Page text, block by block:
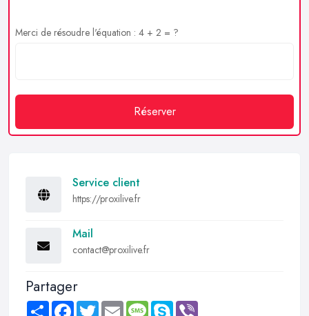
Merci de résoudre l'équation : 4 + 2 = ?
Réserver
Service client
https://proxilive.fr
Mail
contact@proxilive.fr
Partager
Share FacebookTwitter Email MessageSkype